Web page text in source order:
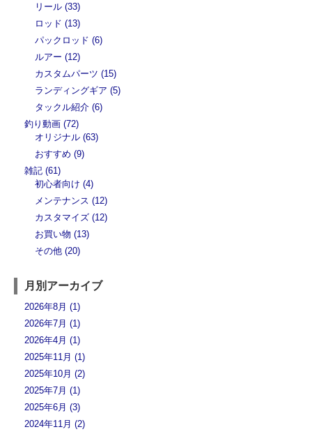
リール (33)
ロッド (13)
パックロッド (6)
ルアー (12)
カスタムパーツ (15)
ランディングギア (5)
タックル紹介 (6)
釣り動画 (72)
オリジナル (63)
おすすめ (9)
雑記 (61)
初心者向け (4)
メンテナンス (12)
カスタマイズ (12)
お買い物 (13)
その他 (20)
月別アーカイブ
2026年8月 (1)
2026年7月 (1)
2026年4月 (1)
2025年11月 (1)
2025年10月 (2)
2025年7月 (1)
2025年6月 (3)
2024年11月 (2)